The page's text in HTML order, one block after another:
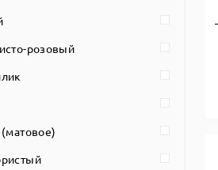
розовый